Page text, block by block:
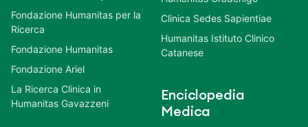
Fondazione Humanitas per la
Ricerca
Fondazione Humanitas
Fondazione Ariel
La Ricerca Clinica in
Humanitas Gavazzeni
Clinica Sedes Sapientiae
Humanitas Istituto Clinico
Catanese
Enciclopedia
Medica